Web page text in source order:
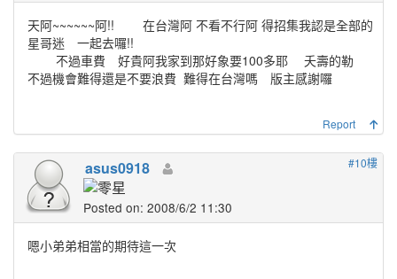
天阿~~~~~~阿!! 在台灣阿 不看不行阿 得招集我認是全部的
星哥迷 一起去囉!!
不過車費 好貴阿我家到那好象要100多耶
夭壽的勒
不過機會難得還是不要浪費 難得在台灣嗎 版主感謝囉
Report
#10樓
asus0918
Posted on: 2008/6/2 11:30
嗯小弟弟相當的期待這一次